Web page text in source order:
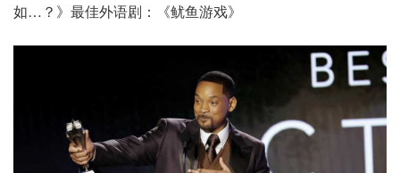
如…？》最佳外语剧：《鱿鱼游戏》